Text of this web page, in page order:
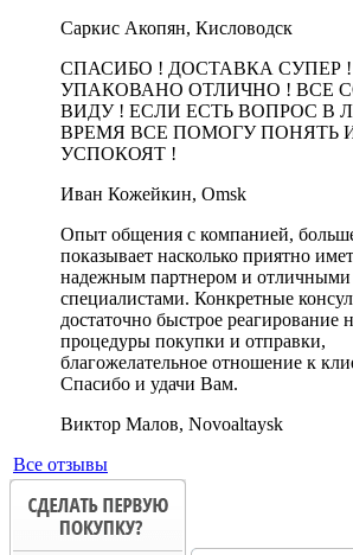
Саркис Акопян, Кисловодск
СПАСИБО ! ДОСТАВКА СУПЕР
УПАКОВАНО ОТЛИЧНО ! ВСЕ
ВИДУ ! ЕСЛИ ЕСТЬ ВОПРОС В
ВРЕМЯ ВСЕ ПОМОГУ ПОНЯТЬ
УСПОКОЯТ !
Иван Кожейкин, Omsk
Опыт общения с компанией,
показывает насколько приятно
надежным партнером и отличными
специалистами. Конкретные
достаточно быстрое реагирование
процедуры покупки и отправки,
благожелательное отношение к
Спасибо и удачи Вам.
Виктор Малов, Novoaltaysk
Все отзывы